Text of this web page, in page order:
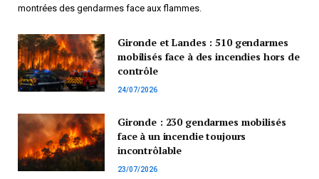
montrées des gendarmes face aux flammes.
Gironde et Landes : 510 gendarmes
mobilisés face à des incendies hors de
contrôle
24/07/2026
Gironde : 230 gendarmes mobilisés
face à un incendie toujours
incontrôlable
23/07/2026